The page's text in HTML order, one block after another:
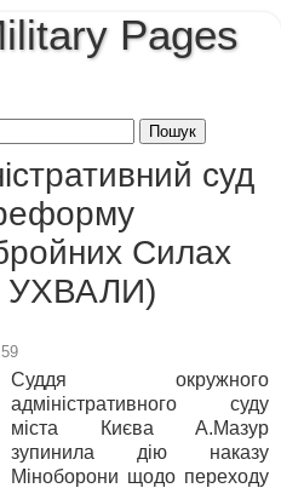
Pages
суд
Силах
УХВАЛИ)
Суддя окружного
адміністративного суду
міста Києва А.Мазур
зупинила дію наказу
Міноборони щодо переходу